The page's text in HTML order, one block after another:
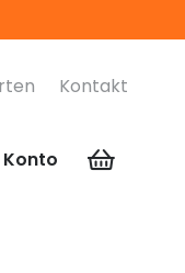
Kontakt
Konto